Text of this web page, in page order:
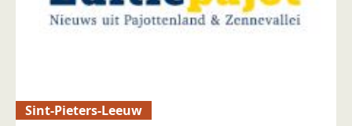
Sint-Pieters-Leeuw